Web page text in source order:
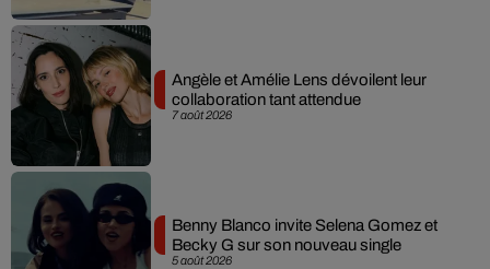
7 août 2026
Angèle et Amélie Lens dévoilent leur
collaboration tant attendue
5 août 2026
Benny Blanco invite Selena Gomez et
Becky G sur son nouveau single